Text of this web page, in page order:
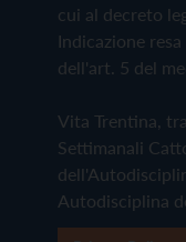
cui al decreto
Indicazione
dell'art. 5 del
Vita Trentina,
Settimanali
Autodisciplina